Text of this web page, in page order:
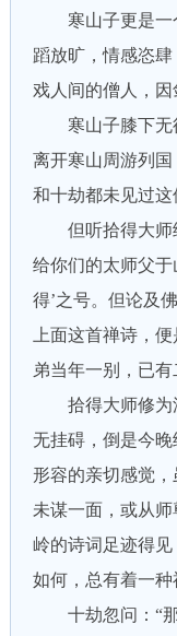
寒山子更是一
蹈放旷，情感恣
戏人间的僧人，因
寒山子膝下无
离开寒山周游列
和十劫都未见过这
但听拾得大师
给你们的太师父
得’之号。但论及
上面这首禅诗，
弟当年一别，已
拾得大师修为
无挂碍，倒是今
形容的亲切感觉
未谋一面，或从
岭的诗词足迹得
如何，总有着一种
十劫忽问：“那